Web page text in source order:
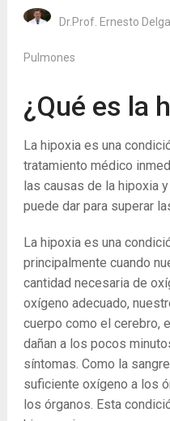
Dr.Prof. Ernesto
Pulmones
¿Qué es la
La hipoxia es una
tratamiento médico
las causas de la hipoxia
puede dar para superar
La hipoxia es una
principalmente cuando
cantidad necesaria de
oxígeno adecuado,
cuerpo como el cerebro,
dañan a los pocos
síntomas. Como la
suficiente oxígeno a los
los órganos. Esta